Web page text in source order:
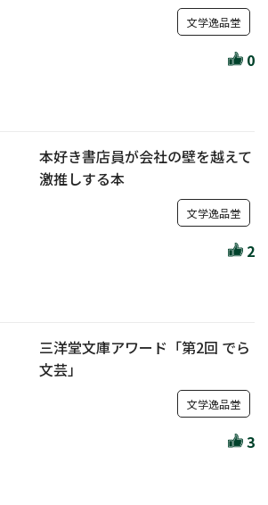
文学逸品堂
0
本好き書店員が会社の壁を越えて
激推しする本
文学逸品堂
2
三洋堂文庫アワード「第2回 でら
文芸」
文学逸品堂
3